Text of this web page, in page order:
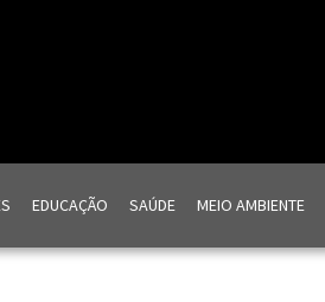
EDUCAÇÃO SAÚDE MEIO AMBIENTE